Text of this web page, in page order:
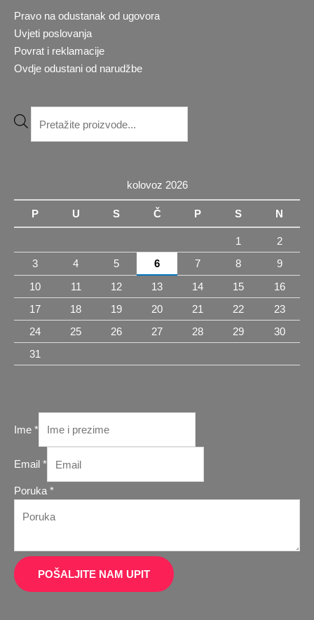
Pravo na odustanak od ugovora
Uvjeti poslovanja
Povrat i reklamacije
Ovdje odustani od narudžbe
kolovoz 2026
P U S Č P S N
1
2
3
4 5 6 7 8
9
10
11 12 13 14 15
16
17
18 19 20 21 22
23
24
25 26 27 28 29
30
31
Ime *
Email *
Email
Poruka *
POŠALJITE NAM UPIT